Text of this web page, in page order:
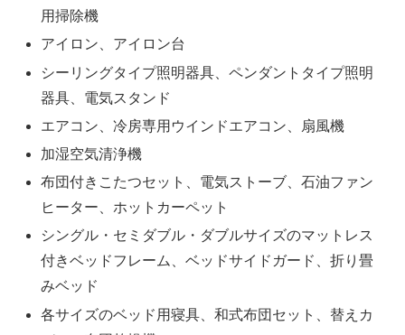
用掃除機
アイロン、アイロン台
シーリングタイプ照明器具、ペンダントタイプ照明
器具、電気スタンド
エアコン、冷房専用ウインドエアコン、扇風機
加湿空気清浄機
布団付きこたつセット、電気ストーブ、石油ファン
ヒーター、ホットカーペット
シングル・セミダブル・ダブルサイズのマットレス
付きベッドフレーム、ベッドサイドガード、折り畳
みベッド
各サイズのベッド用寝具、和式布団セット、替えカ